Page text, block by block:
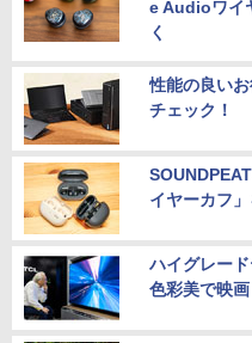
e Audioワイ
く
性能の良い
チェック！
イヤーカフ
ハイグレー
色彩美で映